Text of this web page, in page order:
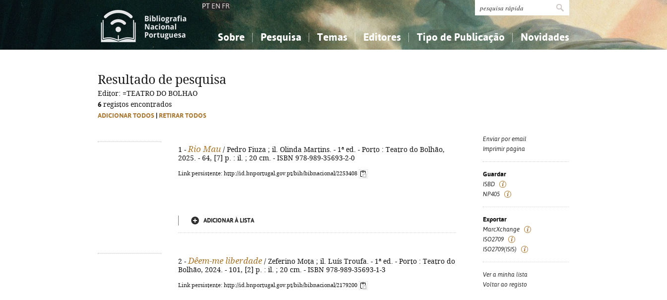
PT EN FR
Sobre Pesquisa Temas
Ciências sociais...
Editores Tipo de Publicação Novidades
Ciências sociais...
Resultado de pesquisa
Editor: =TEATRO DO BOLHAO
6 registos encontrados
ADICIONAR TODOS RETIRAR TODOS
1 - Rio Mau / Pedro Fiuza ; il. Olinda Martins. - 1ª ed. - Porto : Teatro do Bolhão,
2025. - 64, [7] p. : il. ; 20 cm. - ISBN 978-989-35693-2-0
Link persistente: http://id.bnportugal.gov.pt/bib/bibnacional/2253408
ADICIONAR À LISTA
2 - Dêem-me liberdade / Zeferino Mota ; il. Luís Troufa. - 1ª ed. - Porto : Teatro do
Bolhão, 2024. - 101, [2] p. : il. ; 20 cm. - ISBN 978-989-35693-1-3
Link persistente: http://id.bnportugal.gov.pt/bib/bibnacional/2179200
Enviar por email
Imprimir página
Guardar
ISBD
NP405
Exportar
MarcXchange
ISO2709
ISO2709(ISIS)
Ver a minha lista
Voltar ao registo